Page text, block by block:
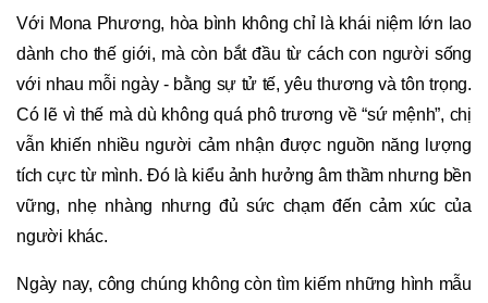
Với Mona Phương, hòa bình không chỉ là khái niệm lớn lao
dành cho thế giới, mà còn bắt đầu từ cách con người sống
với nhau mỗi ngày - bằng sự tử tế, yêu thương và tôn trọng.
Có lẽ vì thế mà dù không quá phô trương về “sứ mệnh”, chị
vẫn khiến nhiều người cảm nhận được nguồn năng lượng
tích cực từ mình. Đó là kiểu ảnh hưởng âm thầm nhưng bền
vững, nhẹ nhàng nhưng đủ sức chạm đến cảm xúc của
người khác.
Ngày nay, công chúng không còn tìm kiếm những hình mẫu